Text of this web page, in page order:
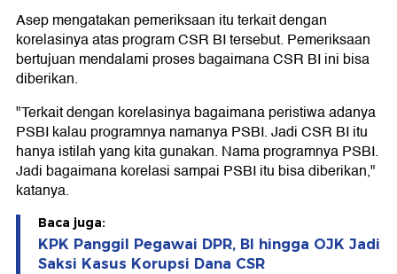
Asep mengatakan pemeriksaan itu terkait dengan
korelasinya atas program CSR BI tersebut. Pemeriksaan
bertujuan mendalami proses bagaimana CSR BI ini bisa
diberikan.
"Terkait dengan korelasinya bagaimana peristiwa adanya
PSBI kalau programnya namanya PSBI. Jadi CSR BI itu
hanya istilah yang kita gunakan. Nama programnya PSBI.
Jadi bagaimana korelasi sampai PSBI itu bisa diberikan,"
katanya.
Baca juga:
KPK Panggil Pegawai DPR, BI hingga OJK Jadi
Saksi Kasus Korupsi Dana CSR